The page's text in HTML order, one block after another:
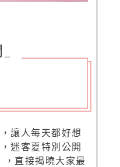
讓人每天都好想
迷客夏特別公開
，直接揭曉大家最